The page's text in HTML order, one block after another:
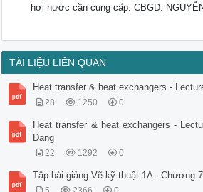
hơi nước cần cung cấp. CBGD:
TÀI LIỆU LIÊN QUAN
Heat transfer & heat exchangers -
28 1250 0
Heat transfer & heat exchangers -
Dang
22 1292 0
Tập bài giảng Vẽ kỹ thuật 1A - Chương